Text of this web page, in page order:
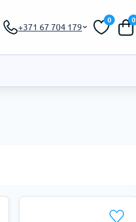
+371 67 704 179
0 0